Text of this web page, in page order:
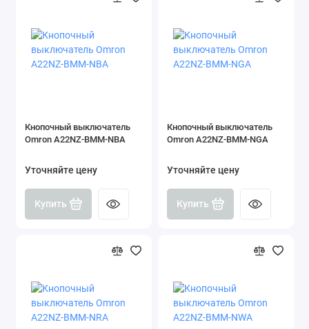
Кнопочный выключатель
Omron A22NZ-BMM-NBA
Уточняйте цену
Купить
Кнопочный выключатель
Omron A22NZ-BMM-NGA
Уточняйте цену
Купить